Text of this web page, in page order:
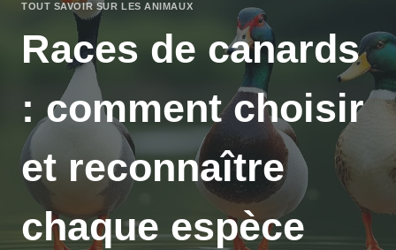
TOUT SAVOIR SUR LES ANIMAUX
Races de canards
: comment choisir
et reconnaître
chaque espèce